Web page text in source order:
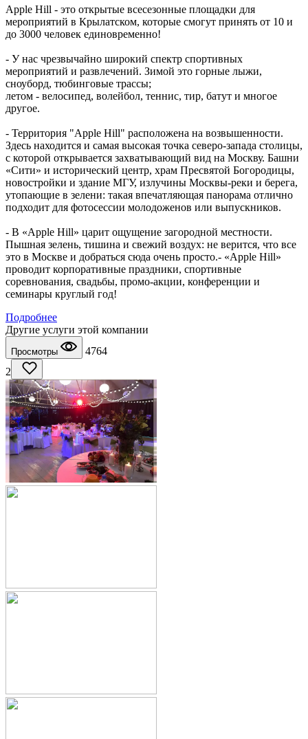
Apple Hill - это открытые всесезонные площадки для
мероприятий в Крылатском, которые смогут принять от 10 и
до 3000 человек единовременно!
- У нас чрезвычайно широкий спектр спортивных
мероприятий и развлечений. Зимой это горные лыжи,
сноуборд, тюбинговые трассы;
летом - велосипед, волейбол, теннис, тир, батут и многое
другое.
- Территория "Apple Hill" расположена на возвышенности.
Здесь находится и самая высокая точка северо-запада столицы,
с которой открывается захватывающий вид на Москву. Башни
«Сити» и исторический центр, храм Пресвятой Богородицы,
новостройки и здание МГУ, излучины Москвы-реки и берега,
утопающие в зелени: такая впечатляющая панорама отлично
подходит для фотосессии молодоженов или выпускников.
- В «Apple Hill» царит ощущение загородной местности.
Пышная зелень, тишина и свежий воздух: не верится, что все
это в Москве и добраться сюда очень просто.- «Apple Hill»
проводит корпоративные праздники, спортивные
соревнования, свадьбы, промо-акции, конференции и
семинары круглый год!
Подробнее
Другие услуги этой компании
Просмотры
4764
2